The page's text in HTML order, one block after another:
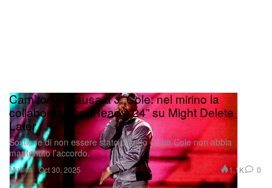
Musica
Cam’ron fa causa a J. Cole: nel mirino la
collaborazione “Ready ‘24” su Might Delete
Later
Sostiene di non essere stato pagato e che Cole non abbia
mantenuto l’accordo.
Oct 30, 2025 1.1K 0